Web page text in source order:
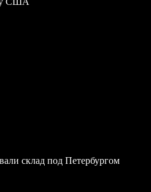
склад под Петербургом